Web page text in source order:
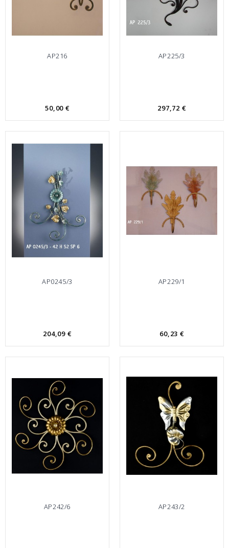
AP216
50,00 €
AP225/3
297,72 €
AP0245/3
204,09 €
AP229/1
60,23 €
AP242/6 AP243/2